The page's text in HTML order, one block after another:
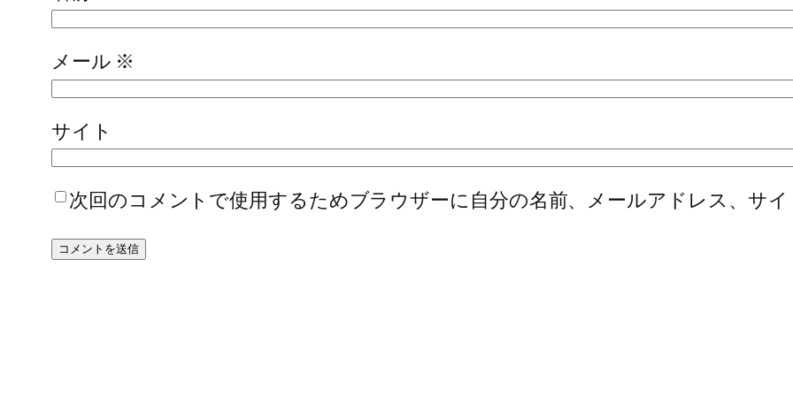
メール ※
サイト
次回のコメントで使用するためブラウザーに自分の名前、メールアドレス、サイ